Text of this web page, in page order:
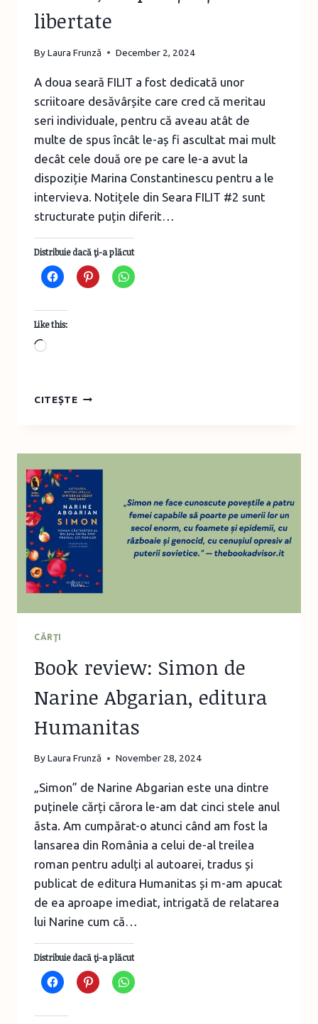
libertate
ByLaura Frunză December 2, 2024
A doua seară FILIT a fost dedicată unor
scriitoare desăvârșite care cred că meritau
seri individuale, pentru că aveau atât de
multe de spus încât le-aș fi ascultat mai mult
decât cele două ore pe care le-a avut la
dispoziție Marina Constantinescu pentru a le
intervieva. Notițele din Seara FILIT #2 sunt
structurate puțin diferit…
Distribuie dacă ţi-a plăcut
Like this:
Loading…
CITEȘTEFILIT
ȘI
CLARA
DESPRE
ADEVĂR,
INSPIRAȚIE
ȘI
LIBERTATE
CĂRŢI
Book review: Simon de
Narine Abgarian, editura
Humanitas
ByLaura Frunză November 28, 2024
„Simon” de Narine Abgarian este una dintre
puținele cărți cărora le-am dat cinci stele anul
ăsta. Am cumpărat-o atunci când am fost la
lansarea din România a celui de-al treilea
roman pentru adulți al autoarei, tradus și
publicat de editura Humanitas și m-am apucat
de ea aproape imediat, intrigată de relatarea
lui Narine cum că…
Distribuie dacă ţi-a plăcut